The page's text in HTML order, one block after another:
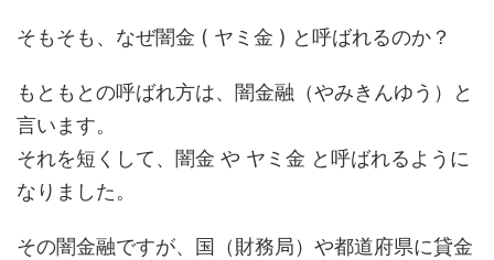
そもそも、なぜ闇金 ( ヤミ金 ) と呼ばれるのか？
もともとの呼ばれ方は、闇金融（やみきんゆう）と
言います。
それを短くして、闇金 や ヤミ金 と呼ばれるように
なりました。
その闇金融ですが、国（財務局）や都道府県に貸金